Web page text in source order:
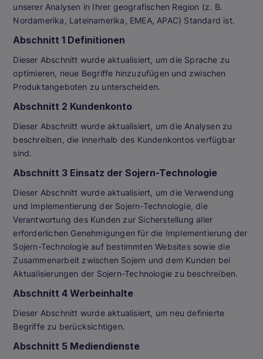
unserer Analysen in Ihrer geografischen Region (z. B.
Nordamerika, Lateinamerika, EMEA, APAC) Standard ist.
Abschnitt 1 Definitionen
Dieser Abschnitt wurde aktualisiert, um die Sprache zu
optimieren, neue Begriffe hinzuzufügen und zwischen
Produktangeboten zu unterscheiden.
Abschnitt 2 Kundenkonto
Dieser Abschnitt wurde aktualisiert, um die Analysen zu
beschreiben, die innerhalb des Kundenkontos verfügbar
sind.
Abschnitt 3 Einsatz der Sojern-Technologie
Dieser Abschnitt wurde aktualisiert, um die Verwendung
und Implementierung der Sojern-Technologie, die
Verantwortung des Kunden zur Sicherstellung aller
erforderlichen Genehmigungen für die Implementierung der
Sojern-Technologie auf bestimmten Websites sowie die
Zusammenarbeit zwischen Sojern und dem Kunden bei
Aktualisierungen der Sojern-Technologie zu beschreiben.
Abschnitt 4 Werbeinhalte
Dieser Abschnitt wurde aktualisiert, um neu definierte
Begriffe zu berücksichtigen.
Abschnitt 5 Mediendienste